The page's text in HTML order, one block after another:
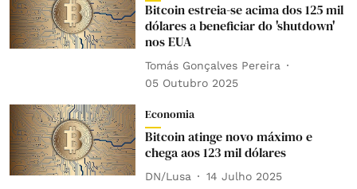
Bitcoin estreia-se acima dos 125 mil
dólares a beneficiar do 'shutdown'
nos EUA
Tomás Gonçalves Pereira
05 Outubro 2025
Economia
Bitcoin atinge novo máximo e
chega aos 123 mil dólares
DN/Lusa 14 Julho 2025